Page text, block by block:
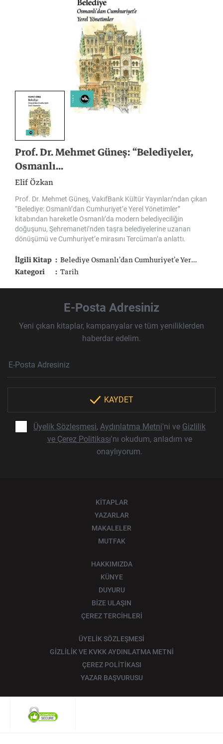
Prof. Dr. Mehmet Güneş: “Belediyeler,
Osmanlı...
Elif Özkan
Prof. Dr. Mehmet Güneş, VakıfBank Kültür Yayınları’ndan çıkan
“Belediye: Osmanlı’dan Cumhuriyet’e Yerel Yönetimler”
kitabından hareketle Osmanlı’da modern belediyeciliğin
doğuşunu, Şehremaneti’nden taşra belediyelerine uzanan
dönüşümü ve Cumhuriyet’e mirasını Tercüman’a anlattı.
İlgili Kitap
Belediye Osmanlı’dan Cumhuriyet’e Yerel Yönetimler
Kategori
Tarih
E-Posta Adresiniz
Yeni çıkan kitaplar, kampanyalar ve tüm yeniliklerden
haberdar edelim.
Haber Bülteni Aboneliği
KAYDET
Üyelik Sözleşmesi, Aydınlatma Metni'ni ve Gizlilik
ve Çerez Politikası'nı okudum, anladım ve
onaylıyorum.
KİTAPLAR
YAZARLAR
MAKALELER
MUTFAK
HAKKIMIZDA
KÜNYE
DUYURU
BİZE ULAŞIN
ÇEREZ TERCİHLERİ
ÜYELİK SÖZLEŞMESİ
GİZLİLİK VE KVKK AYDINLATMA METNİ
ÇEREZ POLİTİKASI
YAZAR BAŞVURUSU